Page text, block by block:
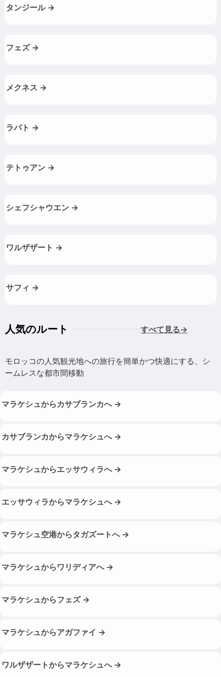
タンジール →
フェズ →
メクネス →
ラバト →
テトゥアン →
シェフシャウエン →
ワルザザート →
サフィ →
人気のルート すべて見る→
モロッコの人気観光地への旅行を簡単かつ快適にする、シ
ームレスな都市間移動
マラケシュからカサブランカへ →
カサブランカからマラケシュへ →
マラケシュからエッサウィラへ →
エッサウィラからマラケシュへ →
マラケシュ空港からタガズートへ →
マラケシュからワリディアへ →
マラケシュからフェズ →
マラケシュからアガファイ →
ワルザザートからマラケシュへ →